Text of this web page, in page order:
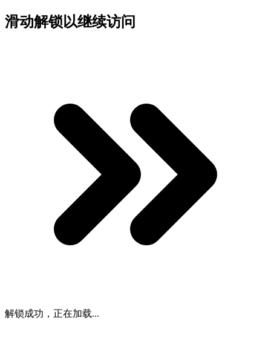
滑动解锁以继续访问
解锁成功，正在加载...